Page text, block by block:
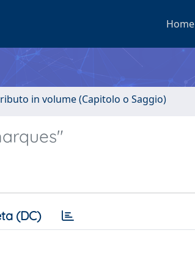
Home
in volume (Capitolo o Saggio)
(DC)